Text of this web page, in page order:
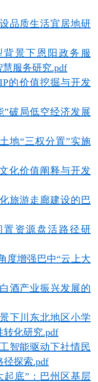
品质生活宜居地研
背景下恩阳政务服
服务研究.pdf
的价值挖掘与开发
”破局低空经济发展
地“三权分置”实施
化价值阐释与开发
旅游走廊建设的巴
置资源盘活路径研
度增强巴中“云上大
酒产业振兴发展的
下川东北地区小学
转化研究.pdf
智能驱动下社情民
径探索.pdf
起底”：巴州区基层